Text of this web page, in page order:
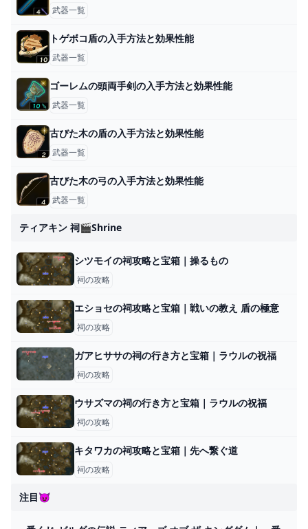
武器一覧
トゲボコ盾の入手方法と効果性能
武器一覧
ゴーレムの頭両手剣の入手方法と効果性能
武器一覧
古びた木の盾の入手方法と効果性能
武器一覧
古びた木の弓の入手方法と効果性能
武器一覧
ティアキン 祠🎬shrine
シツモイの祠攻略と宝箱｜操るもの
祠の攻略
エショセの祠攻略と宝箱｜戦いの教え 盾の極意
祠の攻略
ガアヒササの祠の行き方と宝箱｜ラウルの祝福
祠の攻略
ウサズマの祠の行き方と宝箱｜ラウルの祝福
祠の攻略
キタワカの祠攻略と宝箱｜先へ繋ぐ道
祠の攻略
注目😈